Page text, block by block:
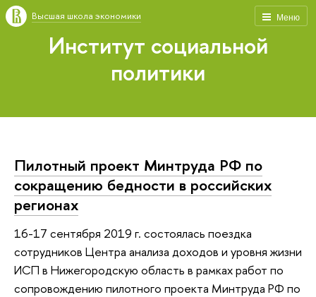
Меню
Высшая школа экономики
Институт социальной
политики
Пилотный проект Минтруда РФ по
сокращению бедности в российских
регионах
16-17 сентября 2019 г. состоялась поездка
сотрудников Центра анализа доходов и уровня жизни
ИСП в Нижегородскую область в рамках работ по
сопровождению пилотного проекта Минтруда РФ по